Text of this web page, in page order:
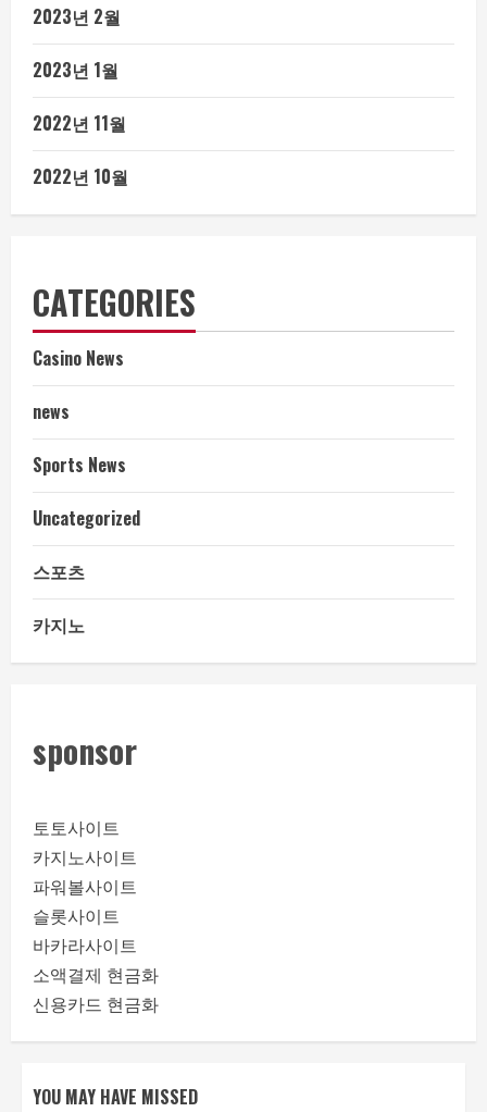
2023년 2월
2023년 1월
2022년 11월
2022년 10월
CATEGORIES
Casino News
news
Sports News
Uncategorized
스포츠
카지노
sponsor
토토사이트
카지노사이트
파워볼사이트
슬롯사이트
바카라사이트
소액결제 현금화
신용카드 현금화
YOU MAY HAVE MISSED